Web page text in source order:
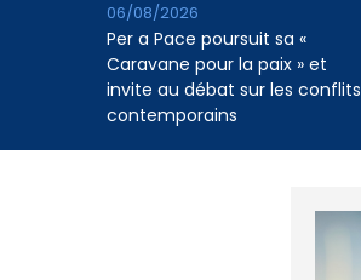
Per a Pace poursuit sa «
Caravane pour la paix » et
invite au débat sur les conflits
contemporains
06/08/2026